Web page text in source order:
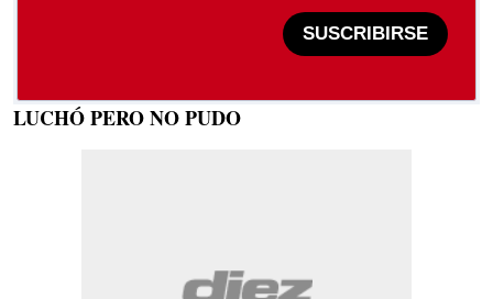
SUSCRIBIRSE
LUCHÓ PERO NO PUDO